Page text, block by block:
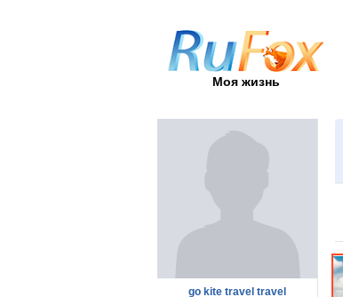
Моя жизнь
go kite travel travel